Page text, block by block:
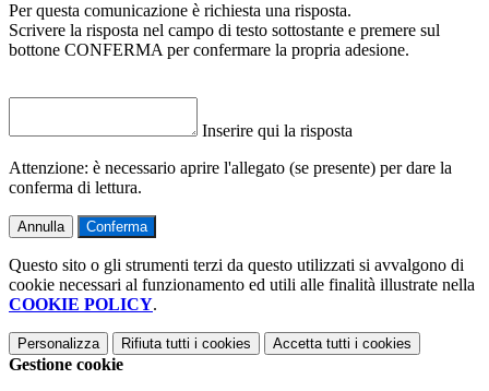
Per questa comunicazione è richiesta una risposta.
Scrivere la risposta nel campo di testo sottostante e premere sul
bottone CONFERMA per confermare la propria adesione.
Inserire qui la risposta
Attenzione: è necessario aprire l'allegato (se presente) per dare la
conferma di lettura.
Annulla Conferma
Questo sito o gli strumenti terzi da questo utilizzati si avvalgono di
cookie necessari al funzionamento ed utili alle finalità illustrate nella
COOKIE POLICY.
Personalizza Rifiuta tutti i cookies Accetta tutti i cookies
Gestione cookie